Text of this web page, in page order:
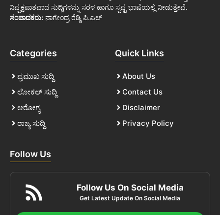
ನಿಷ್ಪಕ್ಷಪಾತವಾದ ಸುದ್ದಿಗಳನ್ನು ಸರಳ ಹಾಗೂ ಸ್ಪಷ್ಟ ಭಾಷೆಯಲ್ಲಿ ನೀಡುತ್ತೇವೆ.
ಸಂಪಾದಕರು: ನಾಗೇಂದ್ರ ರೆಡ್ಡಿ ಪಿ.ಎಲ್
Categories
ಪ್ರಮುಖ ಸುದ್ದಿ
ಲೋಕಲ್ ಸುದ್ದಿ
ಆರೋಗ್ಯ
ರಾಜ್ಯ ಸುದ್ದಿ
Quick Links
About Us
Contact Us
Disclaimer
Privacy Policy
Follow Us
Follow Us On Social Media
Get Latest Update On Social Media